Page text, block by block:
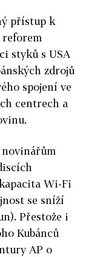
přístup k
styků s USA
zdrojů
spojení ve
centrech a
Wi-Fi
se sníží
Přestože i
Kubánců
AP o